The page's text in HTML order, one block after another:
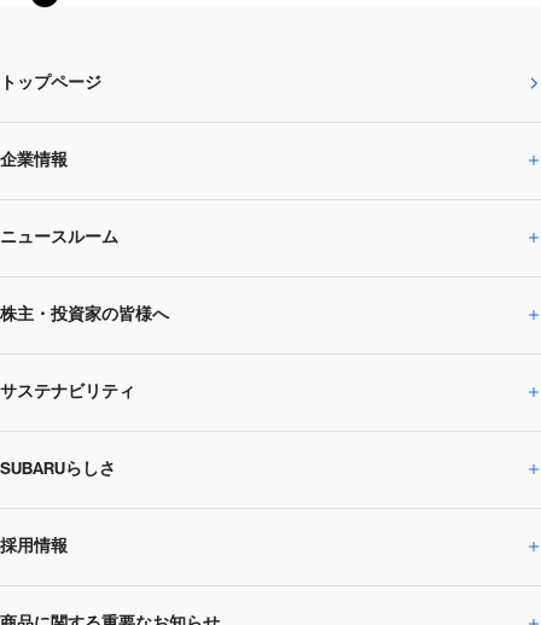
トップページ
企業情報
企業情報トップ
SUBARUのありたい姿
SUBARU 2025方針
事業所・関係会社
ニュースルーム
ニュースルームトップ
ニュースリリース
閉じる
株主・投資家の皆様へ
株主・投資家の皆様へトップ
企業・経営
IRライブラリー
サステナビリティ
サステナビリティトップ
CEOサステナビリティ
SUBARUらしさ
SUBARUらしさトップ
採用情報